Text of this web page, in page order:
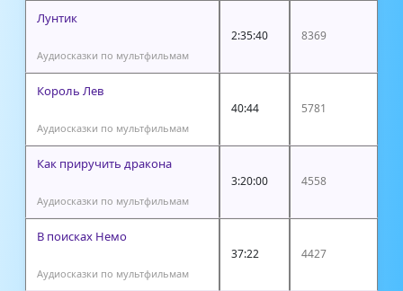
Лунтик
Аудиосказки по мультфильмам
2:35:40 8369
Король Лев
Аудиосказки по мультфильмам
40:44 5781
Как приручить дракона
Аудиосказки по мультфильмам
3:20:00 4558
В поисках Немо
Аудиосказки по мультфильмам
37:22 4427